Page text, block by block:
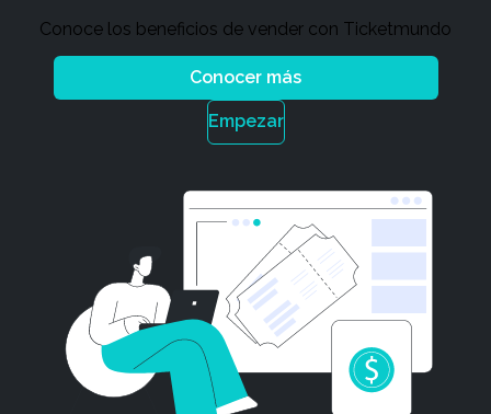
Conoce los beneficios de vender con Ticketmundo
Conocer más
Empezar